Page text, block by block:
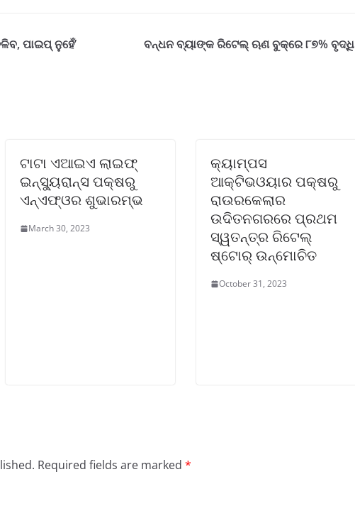
ପାଇପ୍ ନୁହେଁ’
ବନ୍ଧନ ବ୍ୟାଙ୍କ ରିଟେଲ୍ ଋଣ ବୁକ୍‌ରେ ୮୭% ବୃଦ୍ଧି
ଟାଟା ଏଆଇଏ ଲାଇଫ୍
ଇନ୍‌ସ୍ୟୁରାନ୍ସ ପକ୍ଷରୁ
ଏନ୍‌ଏଫ୍‌ଓର ଶୁଭାରମ୍ଭ
March 30, 2023
କ୍ୟାମ୍ପସ
ଆକ୍ଟିଭଓୟାର ପକ୍ଷରୁ
ରାଉରକେଲାର
ଉଦିତନଗରରେ ପ୍ରଥମ
ସ୍ୱତନ୍ତ୍ର ରିଟେଲ୍
ଷ୍ଟୋର୍ ଉନ୍ମୋଚିତ
October 31, 2023
Required fields are marked *